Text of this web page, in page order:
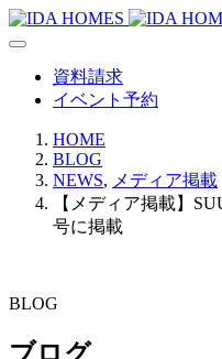
資料請求
イベント予約
HOME
BLOG
NEWS, メディア掲載
【メディア掲載】
号に掲載
BLOG